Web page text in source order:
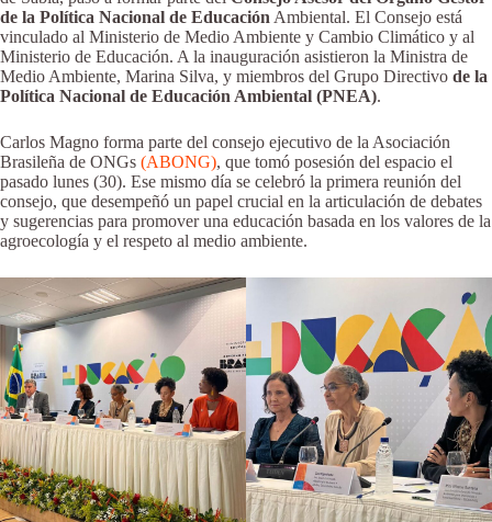
de la Política Nacional de Educación Ambiental. El Consejo está
vinculado al Ministerio de Medio Ambiente y Cambio Climático y al
Ministerio de Educación. A la inauguración asistieron la Ministra de
Medio Ambiente, Marina Silva, y miembros del Grupo Directivo de la
Política Nacional de Educación Ambiental (PNEA).
Carlos Magno forma parte del consejo ejecutivo de la Asociación
Brasileña de ONGs (ABONG), que tomó posesión del espacio el
pasado lunes (30). Ese mismo día se celebró la primera reunión del
consejo, que desempeñó un papel crucial en la articulación de debates
y sugerencias para promover una educación basada en los valores de la
agroecología y el respeto al medio ambiente.